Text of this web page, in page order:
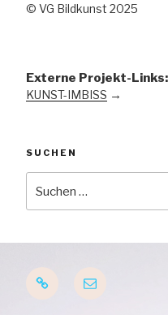
© VG Bildkunst 2025
Externe Projekt-Links:
KUNST-IMBISS →
SUCHEN
nach:
Startseite
E-